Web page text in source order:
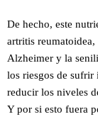
De hecho, este
artritis reumatoidea,
Alzheimer y la
los riesgos de sufrir
reducir los niveles
Y por si esto fuera